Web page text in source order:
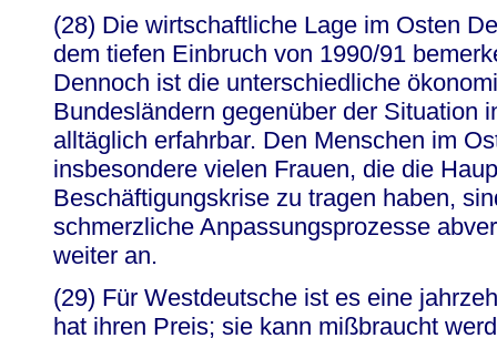
(28) Die wirtschaftliche Lage im Osten
dem tiefen Einbruch von 1990/91
Dennoch ist die unterschiedliche
Bundesländern gegenüber der Situation
alltäglich erfahrbar. Den Menschen im
insbesondere vielen Frauen, die die
Beschäftigungskrise zu tragen haben,
schmerzliche Anpassungsprozesse
weiter an.
(29) Für Westdeutsche ist es eine
hat ihren Preis; sie kann mißbraucht